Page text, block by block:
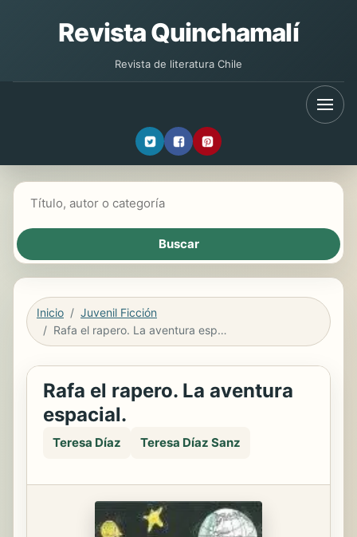
Revista Quinchamalí
Revista de literatura Chile
Inicio
Juvenil Ficción
Rafa el rapero. La aventura espacial.
Rafa el rapero. La aventura
espacial.
Teresa Díaz Teresa Díaz Sanz